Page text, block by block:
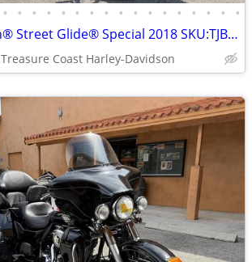
• • • • • • • • • • • • • • • • •
Harley-Davidson® Street Glide® Special 2018 SKU:TJB668802
Treasure Coast Harley-Davidson